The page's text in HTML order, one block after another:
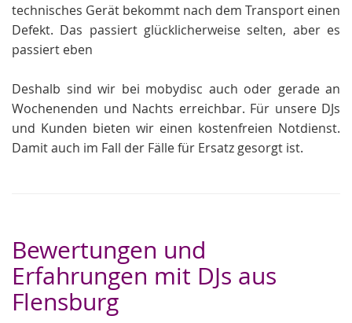
technisches Gerät bekommt nach dem Transport einen
Defekt. Das passiert glücklicherweise selten, aber es
passiert eben
Deshalb sind wir bei mobydisc auch oder gerade an
Wochenenden und Nachts erreichbar. Für unsere DJs
und Kunden bieten wir einen kostenfreien Notdienst.
Damit auch im Fall der Fälle für Ersatz gesorgt ist.
Bewertungen und
Erfahrungen mit DJs aus
Flensburg